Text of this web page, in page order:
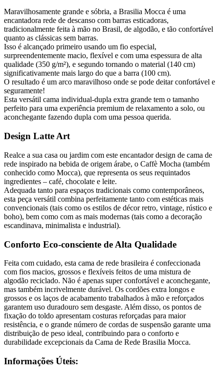
Maravilhosamente grande e sóbria, a Brasilia Mocca é uma
encantadora rede de descanso com barras esticadoras,
tradicionalmente feita à mão no Brasil, de algodão, e tão confortável
quanto as clássicas sem barras.
Isso é alcançado primeiro usando um fio especial,
surpreendentemente macio, flexível e com uma espessura de alta
qualidade (350 g/m²), e segundo tornando o material (140 cm)
significativamente mais largo do que a barra (100 cm).
O resultado é um arco maravilhoso onde se pode deitar confortável e
seguramente!
Esta versátil cama individual-dupla extra grande tem o tamanho
perfeito para uma experiência premium de relaxamento a solo, ou
aconchegante fazendo dupla com uma pessoa querida.
Design Latte Art
Realce a sua casa ou jardim com este encantador design de cama de
rede inspirado na bebida de origem árabe, o Caffè Mocha (também
conhecido como Mocca), que representa os seus requintados
ingredientes – café, chocolate e leite.
Adequada tanto para espaços tradicionais como contemporâneos,
esta peça versátil combina perfeitamente tanto com estéticas mais
convencionais (tais como os estilos de décor retro, vintage, rústico e
boho), bem como com as mais modernas (tais como a decoração
escandinava, minimalista e industrial).
Conforto Eco-consciente de Alta Qualidade
Feita com cuidado, esta cama de rede brasileira é confeccionada
com fios macios, grossos e flexíveis feitos de uma mistura de
algodão reciclado. Não é apenas super confortável e aconchegante,
mas também incrivelmente durável. Os cordões extra longos e
grossos e os laços de acabamento trabalhados à mão e reforçados
garantem uso duradouro sem desgaste. Além disso, os pontos de
fixação do toldo apresentam costuras reforçadas para maior
resistência, e o grande número de cordas de suspensão garante uma
distribuição de peso ideal, contribuindo para o conforto e
durabilidade excepcionais da Cama de Rede Brasilia Mocca.
Informações Úteis: